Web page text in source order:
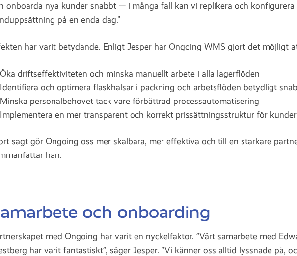
onboarda nya kunder snabbt — i många fall kan vi replikera och
på en enda dag.”
har varit betydande. Enligt Jesper har Ongoing WMS gjort det möjligt
Öka driftseffektiviteten och minska manuellt arbete i alla lagerflöden
Identifiera och optimera flaskhalsar i packning och arbetsflöden betydligt
Minska personalbehovet tack vare förbättrad processautomatisering
Implementera en mer transparent och korrekt prissättningsstruktur för
sagt gör Ongoing oss mer skalbara, mer effektiva och till en starkare
han.
och onboarding
med Ongoing har varit en nyckelfaktor. ”Vårt samarbete med
har varit fantastiskt”, säger Jesper. ”Vi känner oss alltid lyssnade på,